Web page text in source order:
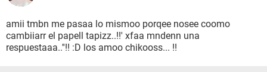
amii tmbn me pasaa lo mismoo porqee nosee coomo
cambiiarr el papell tapizz..!!' xfaa mndenn una
respuestaaa..''!! :D los amoo chikooss... !!